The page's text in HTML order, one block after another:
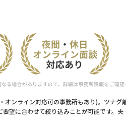
ンライン対応可の事務所もあり)。ツナグ
望に合わせて絞り込みことが可能です。夫